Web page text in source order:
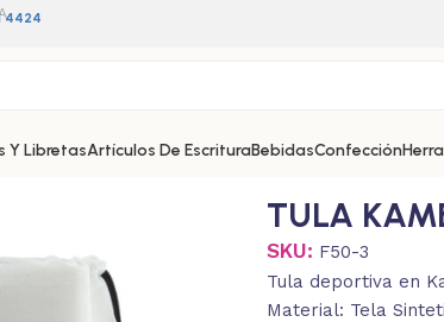
4424
Y LibretasArtículos De EscrituraBebidasConfección
TULA
SKU: F50-3
Tula deportiva en
Material: Tela